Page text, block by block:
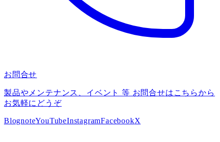
お問合せ
製品やメンテナンス、イベント 等 お問合せはこちらから
お気軽にどうぞ
BlognoteYouTubeInstagramFacebookX